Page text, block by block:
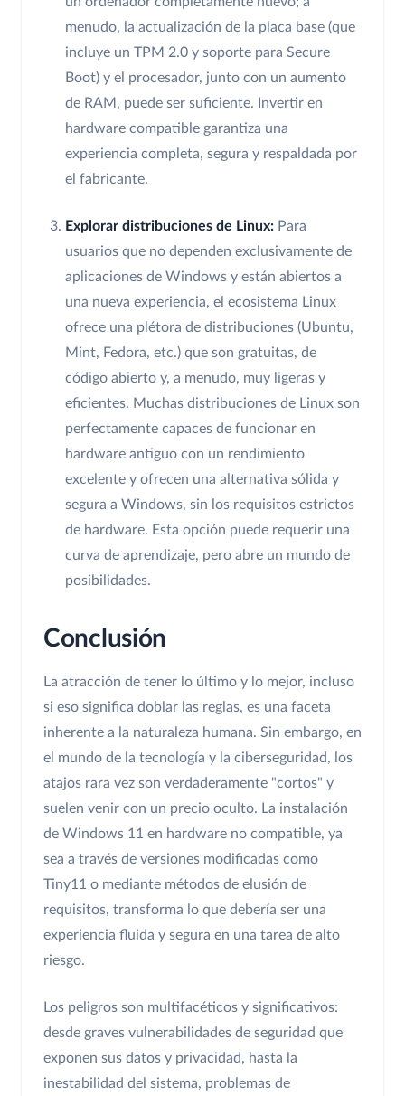
menudo, la actualización de la placa base (que
incluye un TPM 2.0 y soporte para Secure
Boot) y el procesador, junto con un aumento
de RAM, puede ser suficiente. Invertir en
hardware compatible garantiza una
experiencia completa, segura y respaldada por
el fabricante.
Explorar distribuciones de Linux: Para
usuarios que no dependen exclusivamente de
aplicaciones de Windows y están abiertos a
una nueva experiencia, el ecosistema Linux
ofrece una plétora de distribuciones (Ubuntu,
Mint, Fedora, etc.) que son gratuitas, de
código abierto y, a menudo, muy ligeras y
eficientes. Muchas distribuciones de Linux son
perfectamente capaces de funcionar en
hardware antiguo con un rendimiento
excelente y ofrecen una alternativa sólida y
segura a Windows, sin los requisitos estrictos
de hardware. Esta opción puede requerir una
curva de aprendizaje, pero abre un mundo de
posibilidades.
Conclusión
La atracción de tener lo último y lo mejor, incluso
si eso significa doblar las reglas, es una faceta
inherente a la naturaleza humana. Sin embargo, en
el mundo de la tecnología y la ciberseguridad, los
atajos rara vez son verdaderamente "cortos" y
suelen venir con un precio oculto. La instalación
de Windows 11 en hardware no compatible, ya
sea a través de versiones modificadas como
Tiny11 o mediante métodos de elusión de
requisitos, transforma lo que debería ser una
experiencia fluida y segura en una tarea de alto
riesgo.
Los peligros son multifacéticos y significativos:
desde graves vulnerabilidades de seguridad que
exponen sus datos y privacidad, hasta la
inestabilidad del sistema, problemas de